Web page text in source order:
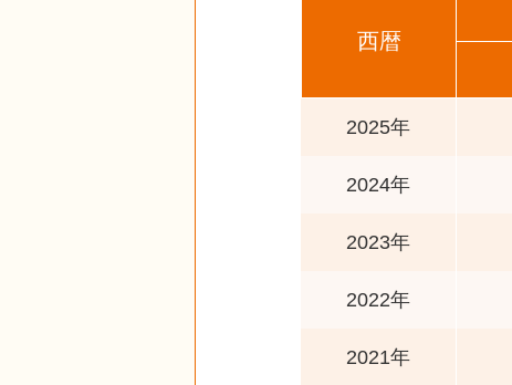
西暦
2025年
2024年
2023年
2022年
2021年